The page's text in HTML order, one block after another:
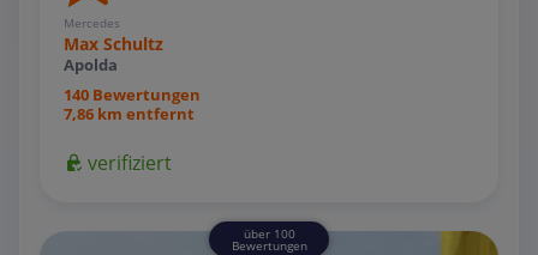
Mercedes
Max Schultz
Apolda
140 Bewertungen
7,86 km entfernt
verifiziert
über 100
Bewertungen